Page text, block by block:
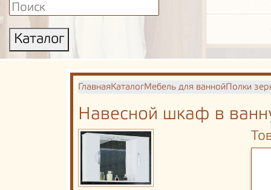
Каталог
ГлавнаяКаталогМебель для ваннойПолки
Навесной шкаф в